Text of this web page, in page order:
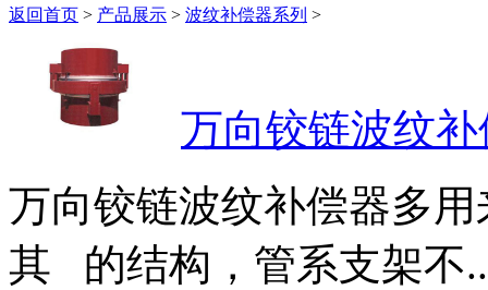
返回首页 > 产品展示 > 波纹补偿器系列 >
万向铰链波纹
万向铰链波纹补偿器多
其 的结构，管系支架不